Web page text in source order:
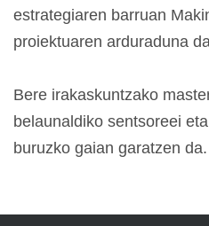
estrategiaren barruan
proiektuaren arduraduna
Bere irakaskuntzako
belaunaldiko sentsoreei
buruzko gaian garatzen da.